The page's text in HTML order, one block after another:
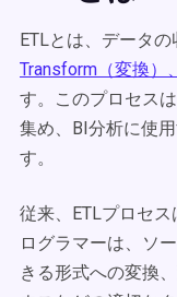
ETLとは、データ
Transform（変換）
す。このプロセス
集め、BI分析に使
す。
従来、ETLプロセ
ログラマーは、ソ
きる形式への変換